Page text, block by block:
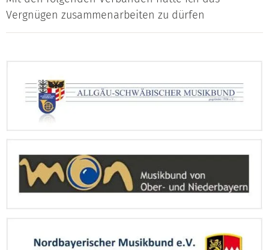
Vergnügen zusammenarbeiten zu dürfen